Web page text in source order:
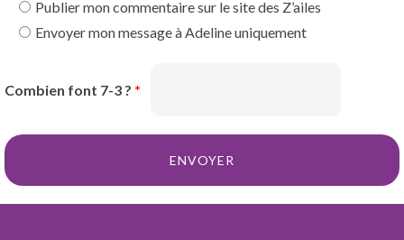
Publier mon commentaire sur le site des Z’ailes
Envoyer mon message à Adeline uniquement
Combien font 7-3 ? *